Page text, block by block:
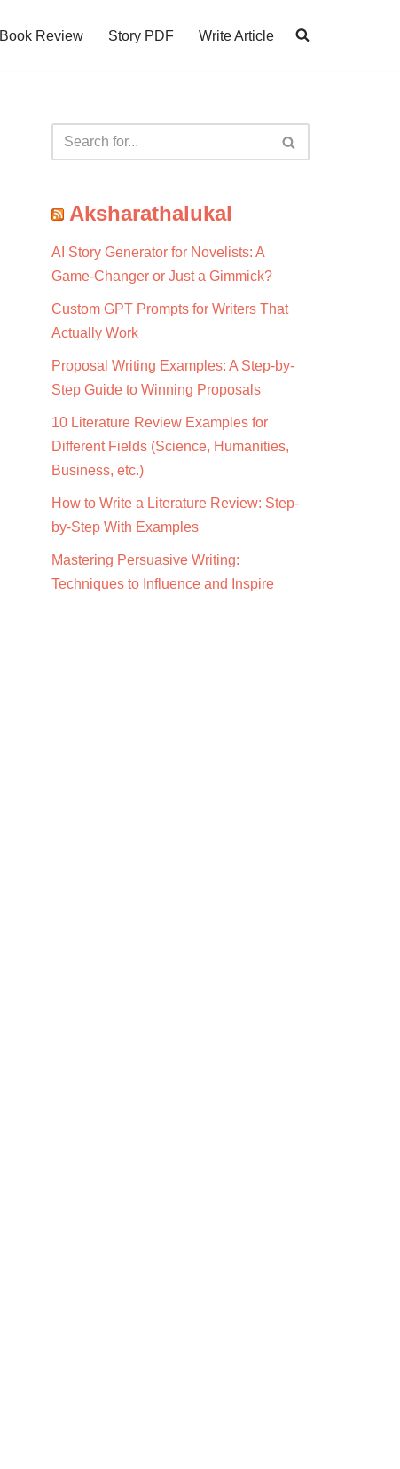
Book Review Story PDF Write Article
Aksharathalukal
AI Story Generator for Novelists: A
Game-Changer or Just a Gimmick?
Custom GPT Prompts for Writers That
Actually Work
Proposal Writing Examples: A Step-by-
Step Guide to Winning Proposals
10 Literature Review Examples for
Different Fields (Science, Humanities,
Business, etc.)
How to Write a Literature Review: Step-
by-Step With Examples
Mastering Persuasive Writing:
Techniques to Influence and Inspire